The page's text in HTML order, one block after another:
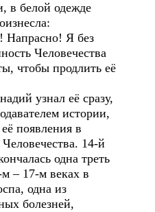
в белой одежде
Напрасно! Я без
Человечества
чтобы продлить её
узнал её сразу,
истории,
появления в
14-й
одна треть
– 17-м веках в
одна из
болезней,